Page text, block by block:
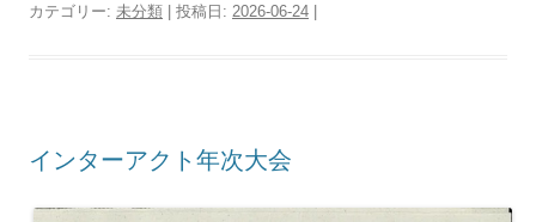
カテゴリー: 未分類 | 投稿日: 2026-06-24 |
インターアクト年次大会